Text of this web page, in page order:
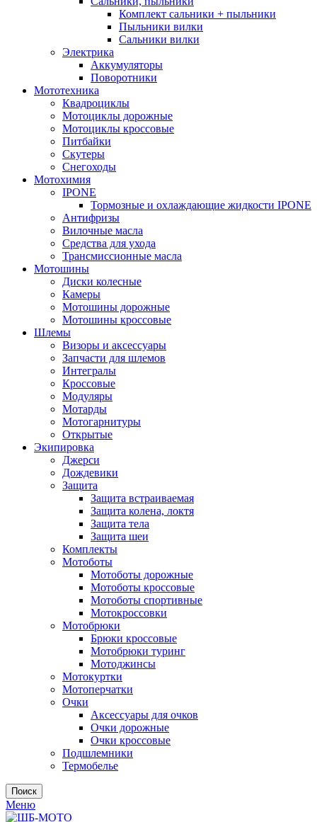
Комплект сальники + пыльники
Пыльники вилки
Сальники вилки
Электрика
Аккумуляторы
Поворотники
Мототехника
Квадроциклы
Мотоциклы дорожные
Мотоциклы кроссовые
Питбайки
Скутеры
Снегоходы
Мотохимия
IPONE
Тормозные и охлаждающие жидкости IPONE
Антифризы
Вилочные масла
Средства для ухода
Трансмиссионные масла
Мотошины
Диски колесные
Камеры
Мотошины дорожные
Мотошины кроссовые
Шлемы
Визоры и аксессуары
Запчасти для шлемов
Интегралы
Кроссовые
Модуляры
Мотарды
Мотогарнитуры
Открытые
Экипировка
Джерси
Дождевики
Защита
Защита встраиваемая
Защита колена, локтя
Защита тела
Защита шеи
Комплекты
Мотоботы
Мотоботы дорожные
Мотоботы кроссовые
Мотоботы спортивные
Мотокроссовки
Мотобрюки
Брюки кроссовые
Мотобрюки туринг
Мотоджинсы
Мотокуртки
Мотоперчатки
Очки
Аксессуары для очков
Очки дорожные
Очки кроссовые
Подшлемники
Термобелье
Поиск
Меню